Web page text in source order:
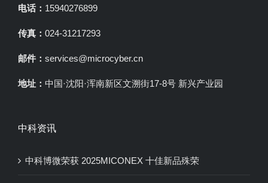
电话： 15940276899
传真： 024-31217293
邮件： services@microcyber.cn
地址： 中国·沈阳·浑南新区文溯街17-8号 新兴产业园
中科资讯
中科博微荣获 2025MICONEX 十佳新品殊荣